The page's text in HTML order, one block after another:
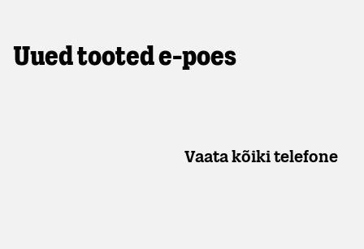
Uued tooted e-poes
Vaata kõiki telefone